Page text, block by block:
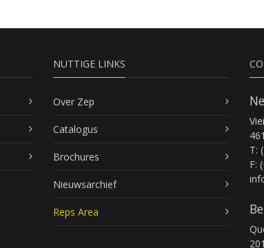
NUTTIGE LINKS
Over Zep
Catalogus
Brochures
Nieuwsarchief
Reps Area
T:
F: